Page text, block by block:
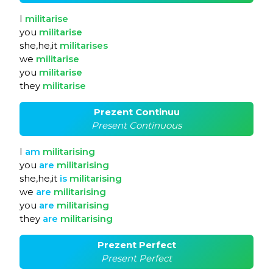
I militarise
you militarise
she,he,it militarises
we militarise
you militarise
they militarise
Prezent Continuu
Present Continuous
I am militarising
you are militarising
she,he,it is militarising
we are militarising
you are militarising
they are militarising
Prezent Perfect
Present Perfect